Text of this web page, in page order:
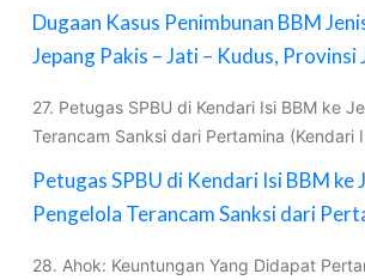
Dugaan Kasus Penimbunan BBM
Jepang Pakis – Jati – Kudus, Provinsi
27. Petugas SPBU di Kendari Isi BBM ke
Terancam Sanksi dari Pertamina (Kendari
Petugas SPBU di Kendari Isi BBM ke
Pengelola Terancam Sanksi dari
28. Ahok: Keuntungan Yang Didapat